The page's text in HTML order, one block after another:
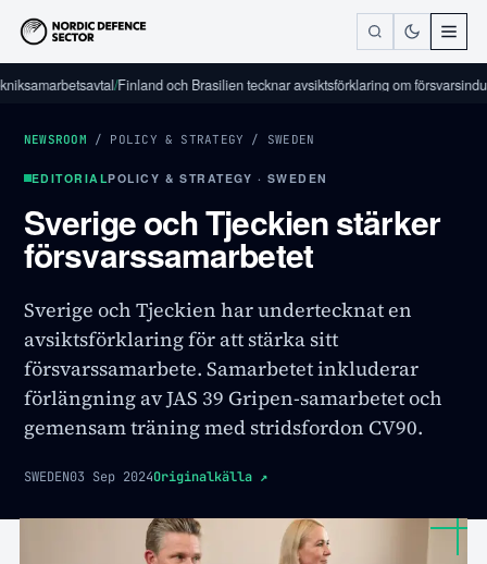
/Finland och Brasilien tecknar avsiktsförklaring om försvarsindustriellt
NEWSROOM / POLICY & STRATEGY / SWEDEN
EDITORIALPOLICY & STRATEGY · SWEDEN
Sverige och Tjeckien stärker
försvarssamarbetet
Sverige och Tjeckien har undertecknat en
avsiktsförklaring för att stärka sitt
försvarssamarbete. Samarbetet inkluderar
förlängning av JAS 39 Gripen-samarbetet och
gemensam träning med stridsfordon CV90.
SWEDEN03 Sep 2024Originalkälla ↗